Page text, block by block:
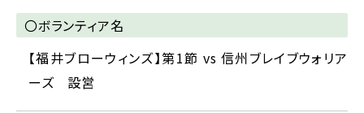
〇ボランティア名
【福井ブローウィンズ】第1節 vs 信州ブレイブウォリア
ーズ 設営